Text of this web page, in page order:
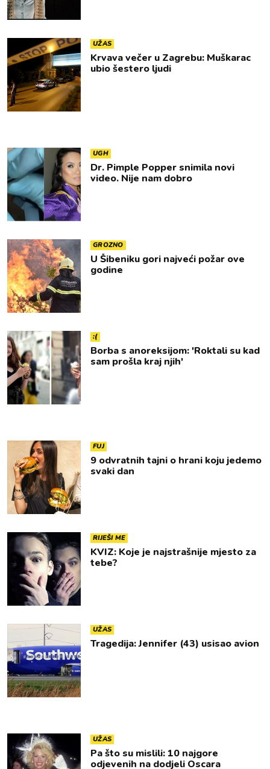
UŽAS
Krvava večer u Zagrebu: Muškarac
ubio šestero ljudi
UGH
Dr. Pimple Popper snimila novi
video. Nije nam dobro
GROZNO
U Šibeniku gori najveći požar ove
godine
:(
Borba s anoreksijom: 'Roktali su kad
sam prošla kraj njih'
FUJ
9 odvratnih tajni o hrani koju jedemo
svaki dan
RIJEŠI ME
KVIZ: Koje je najstrašnije mjesto za
tebe?
UŽAS
Tragedija: Jennifer (43) usisao avion
UŽAS
Pa što su mislili: 10 najgore
odjevenih na dodjeli Oscara